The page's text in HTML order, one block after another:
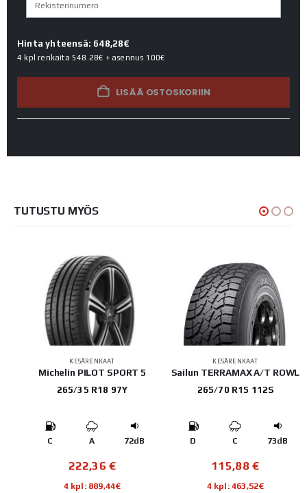
Hinta yhteensä: 648,28€
4 kpl renkaita 548.28€ + asennus 100€
LISÄÄ OSTOSKORIIN
TUTUSTU MYÖS
KESÄRENKAAT
Michelin PILOT SPORT 5
265/35 R18 97Y
C A 72dB
222,36€
4 kpl: 889,44€
KESÄRENKAAT
Sailun TERRAMAX A/T ROWL
265/70 R15 112S
D C 73dB
115,88€
4 kpl: 463,52€